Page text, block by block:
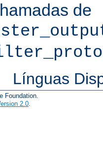
de
Línguas
Foundation.
2.0